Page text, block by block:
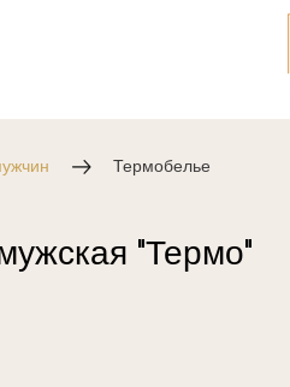
Термобелье
"Термо"